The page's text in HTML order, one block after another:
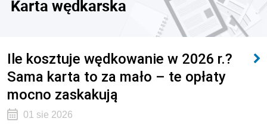
Karta wędkarska
Ile kosztuje wędkowanie w 2026 r.?
Sama karta to za mało – te opłaty
mocno zaskakują
01 sie 2026